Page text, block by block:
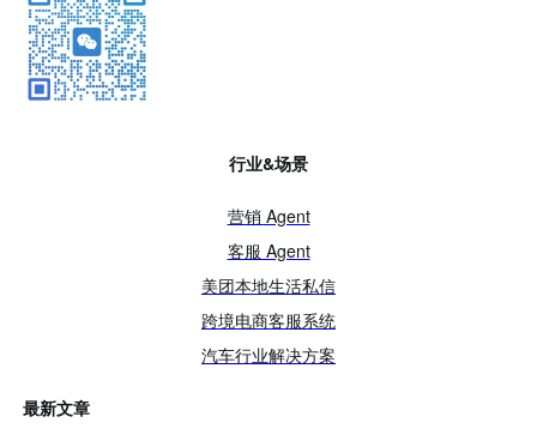
行业&场景
营销 Agent
客服 Agent
美团本地生活私信
跨境电商客服系统
汽车行业解决方案
最新文章